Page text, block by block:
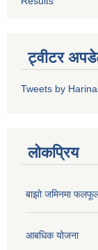
ट्वीटर
Tweets by
लोकप्रिय
बाझो जमिनमा फलफूल
आबधिक योजना